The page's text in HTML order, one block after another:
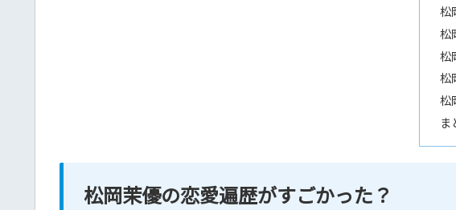
松
松
松
松
松
ま
松岡茉優の恋愛遍歴がすごかった？